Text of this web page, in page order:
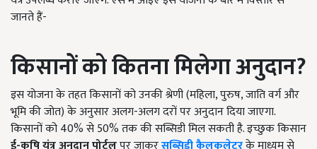
जानते हैं-
किसानों को कितना मिलेगा अनुदान?
इस योजना के तहत किसानों को उनकी श्रेणी (महिला, पुरुष, जाति वर्ग और
भूमि की जोत) के अनुसार अलग-अलग दरों पर अनुदान दिया जाएगा.
किसानों को 40% से 50% तक की सब्सिडी मिल सकती है. इच्छुक किसान